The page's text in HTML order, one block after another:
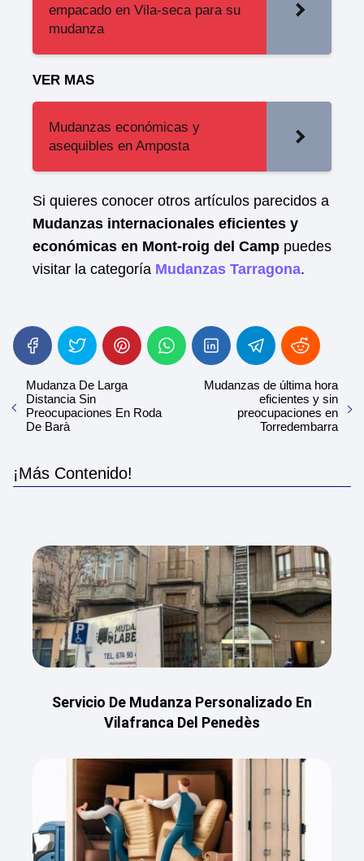
empacado en Vila-seca para su
mudanza
VER MAS
Mudanzas económicas y
asequibles en Amposta
Si quieres conocer otros artículos parecidos a
Mudanzas internacionales eficientes y
económicas en Mont-roig del Camp puedes
visitar la categoría Mudanzas Tarragona.
Mudanza De Larga
Distancia Sin
Preocupaciones En Roda
De Barà
Mudanzas de última hora
eficientes y sin
preocupaciones en
Torredembarra
¡Más Contenido!
Servicio De Mudanza Personalizado En
Vilafranca Del Penedès